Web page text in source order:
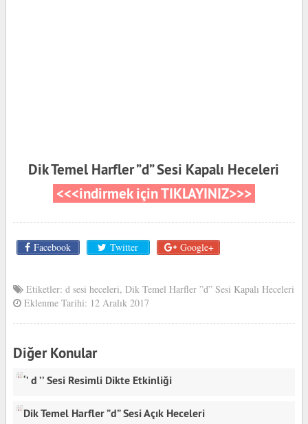
Dik Temel Harfler ”d” Sesi Kapalı Heceleri
<<<indirmek için TIKLAYINIZ>>>
Facebook Twitter Google+
Etiketler: d sesi heceleri, Dik Temel Harfler ”d” Sesi Kapalı Heceleri
Eklenme Tarihi: 12 Aralık 2017
Diğer Konular
‘’ d ’’ Sesi Resimli Dikte Etkinliği
Dik Temel Harfler ”d” Sesi Açık Heceleri